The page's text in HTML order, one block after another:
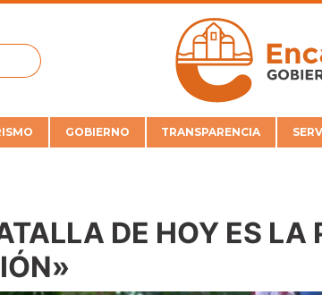
GOBIERNO TRANSPARENCIA
DE HOY ES